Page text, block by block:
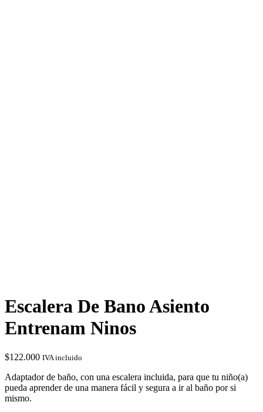
Escalera De Bano Asiento
Entrenam Ninos
$122.000 IVA incluido
Adaptador de baño, con una escalera incluida, para que tu niño(a)
pueda aprender de una manera fácil y segura a ir al baño por si
mismo.